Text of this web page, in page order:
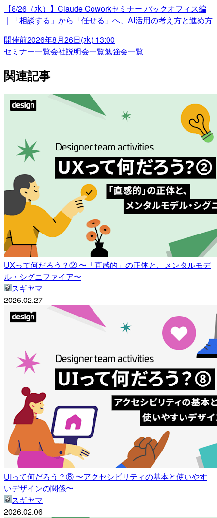
【8/26（水）】Claude Coworkセミナー バックオフィス編
｜「相談する」から「任せる」へ、AI活用の考え方と進め方
開催前2026年8月26日(水) 13:00
セミナー一覧会社説明会一覧勉強会一覧
関連記事
UXって何だろう？② 〜「直感的」の正体と、メンタルモデ
ル・シグニファイア〜
スギヤマ
2026.02.27
UIって何だろう？⑧ 〜アクセシビリティの基本と使いやす
いデザインの関係〜
スギヤマ
2026.02.06